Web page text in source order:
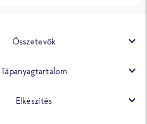
Összetevők
Tápanyagtartalom
Elkészítés